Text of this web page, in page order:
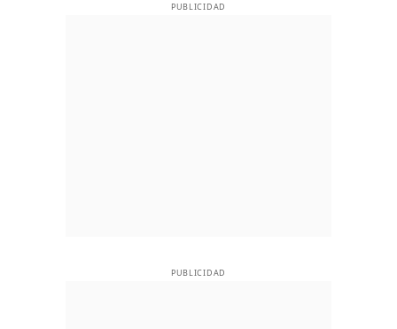
PUBLICIDAD
PUBLICIDAD